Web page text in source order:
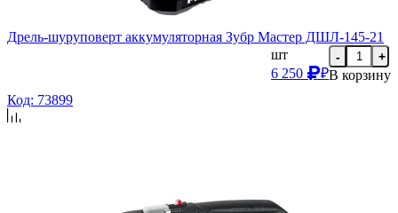
Дрель-шуруповерт аккумуляторная Зубр Мастер ДШЛ-145-21
шт
6 250
₽
- +
В корзину
Код: 73899